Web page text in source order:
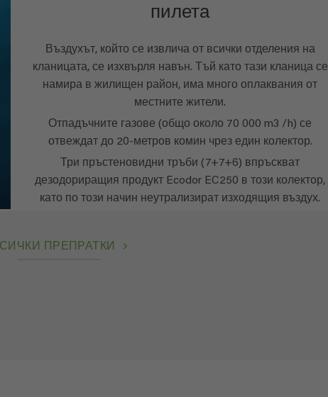
пилета
Въздухът, който се извлича от всички отделения на
кланицата, се изхвърля навън. Тъй като тази кланица се
намира в жилищен район, има много оплаквания от
местните жители.
Отпадъчните газове (общо около 70 000 m3 /h) се
отвеждат до 20-метров комин чрез един колектор.
Три пръстеновидни тръби (7+7+6) впръскват
дезодориращия продукт Ecodor EC250 в този колектор,
като по този начин неутрализират изходящия въздух.
ПРЕПРАТКИ